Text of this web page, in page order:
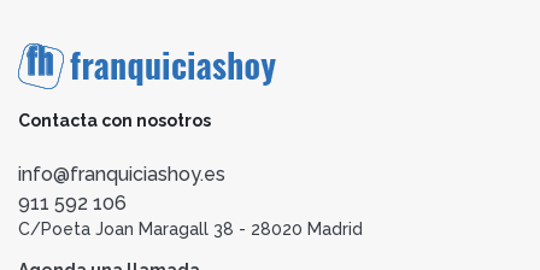
Contacta con nosotros
info@franquiciashoy.es
911 592 106
C/Poeta Joan Maragall 38 - 28020 Madrid